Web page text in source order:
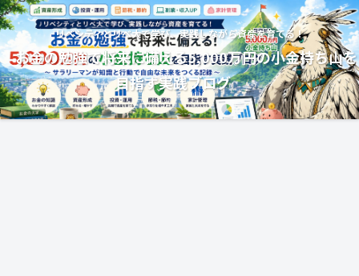
リベシティとリベ大で学び、実践しながら資産を育てる！
お金の勉強で将来に備える5,000万円の小金持ち山を
目指す実践ブログ